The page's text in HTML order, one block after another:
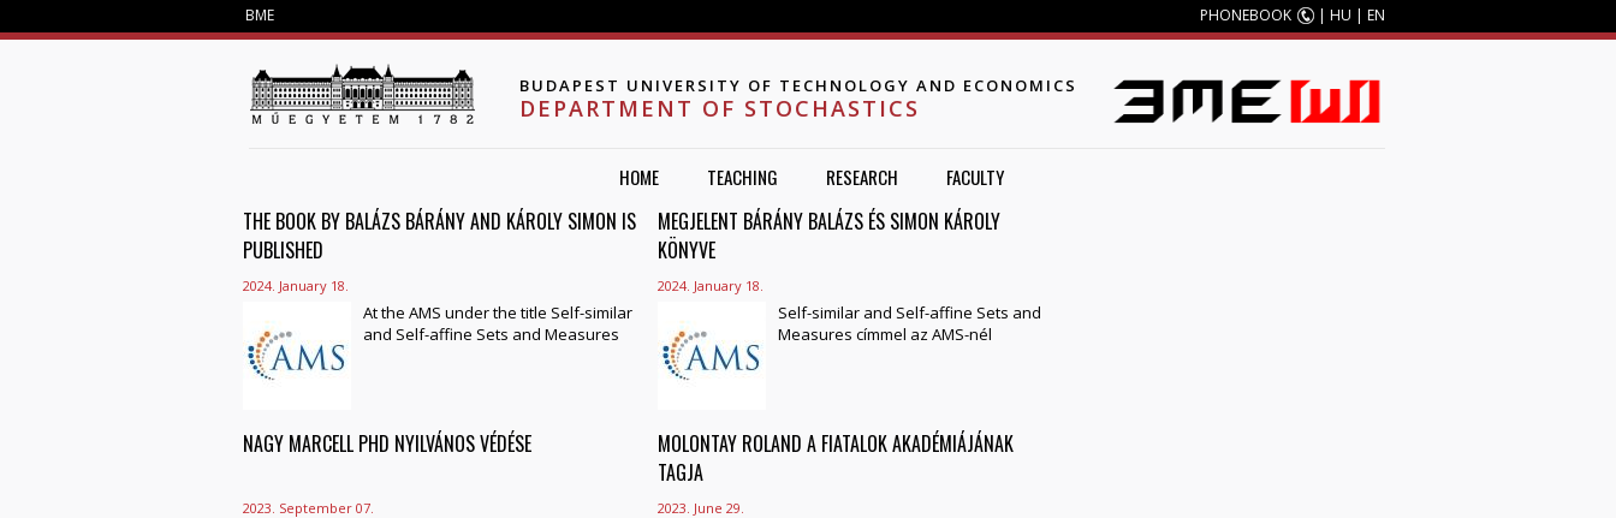
BME PHONEBOOK | HU | EN
BUDAPEST UNIVERSITY OF TECHNOLOGY AND ECONOMICS
DEPARTMENT OF STOCHASTICS
HOME TEACHING RESEARCH FACULTY
THE BOOK BY BALÁZS BÁRÁNY AND KÁROLY SIMON IS
PUBLISHED
2024. January 18.
At the AMS under the title Self-similar
and Self-affine Sets and Measures
MEGJELENT BÁRÁNY BALÁZS ÉS SIMON KÁROLY
KÖNYVE
2024. January 18.
Self-similar and Self-affine Sets and
Measures címmel az AMS-nél
NAGY MARCELL PHD NYILVÁNOS VÉDÉSE
2023. September 07.
MOLONTAY ROLAND A FIATALOK AKADÉMIÁJÁNAK
TAGJA
2023. June 29.
PAGES